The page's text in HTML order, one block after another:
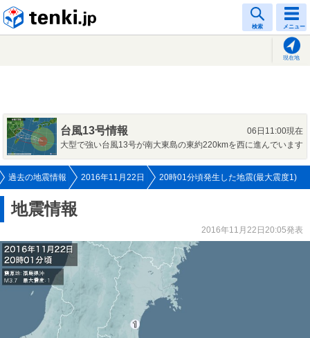
検索 メニュー
現在地
台風13号情報
06日11:00現在
大型で強い台風13号が南大東島の東約220kmを西に進んでいます
過去の地震情報 2016年11月22日 20時01分頃発生した地震(最大震度1)
地震情報
2016年11月22日20:05発表